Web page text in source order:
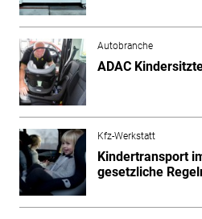
Autobranche
ADAC
Kfz-Werkstatt
Kindertransport
gesetzliche